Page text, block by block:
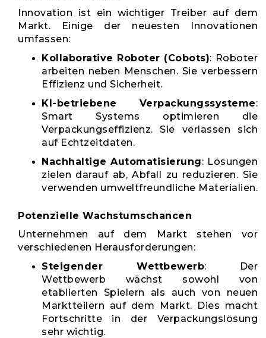
Innovation ist ein wichtiger Treiber auf dem
Markt. Einige der neuesten Innovationen
umfassen:
Kollaborative Roboter (Cobots): Roboter
arbeiten neben Menschen. Sie verbessern
Effizienz und Sicherheit.
KI-betriebene Verpackungssysteme:
Smart Systems optimieren die
Verpackungseffizienz. Sie verlassen sich
auf Echtzeitdaten.
Nachhaltige Automatisierung: Lösungen
zielen darauf ab, Abfall zu reduzieren. Sie
verwenden umweltfreundliche Materialien.
Potenzielle Wachstumschancen
Unternehmen auf dem Markt stehen vor
verschiedenen Herausforderungen:
Steigender Wettbewerb: Der
Wettbewerb wächst sowohl von
etablierten Spielern als auch von neuen
Marktteilern auf dem Markt. Dies macht
Fortschritte in der Verpackungslösung
sehr wichtig.